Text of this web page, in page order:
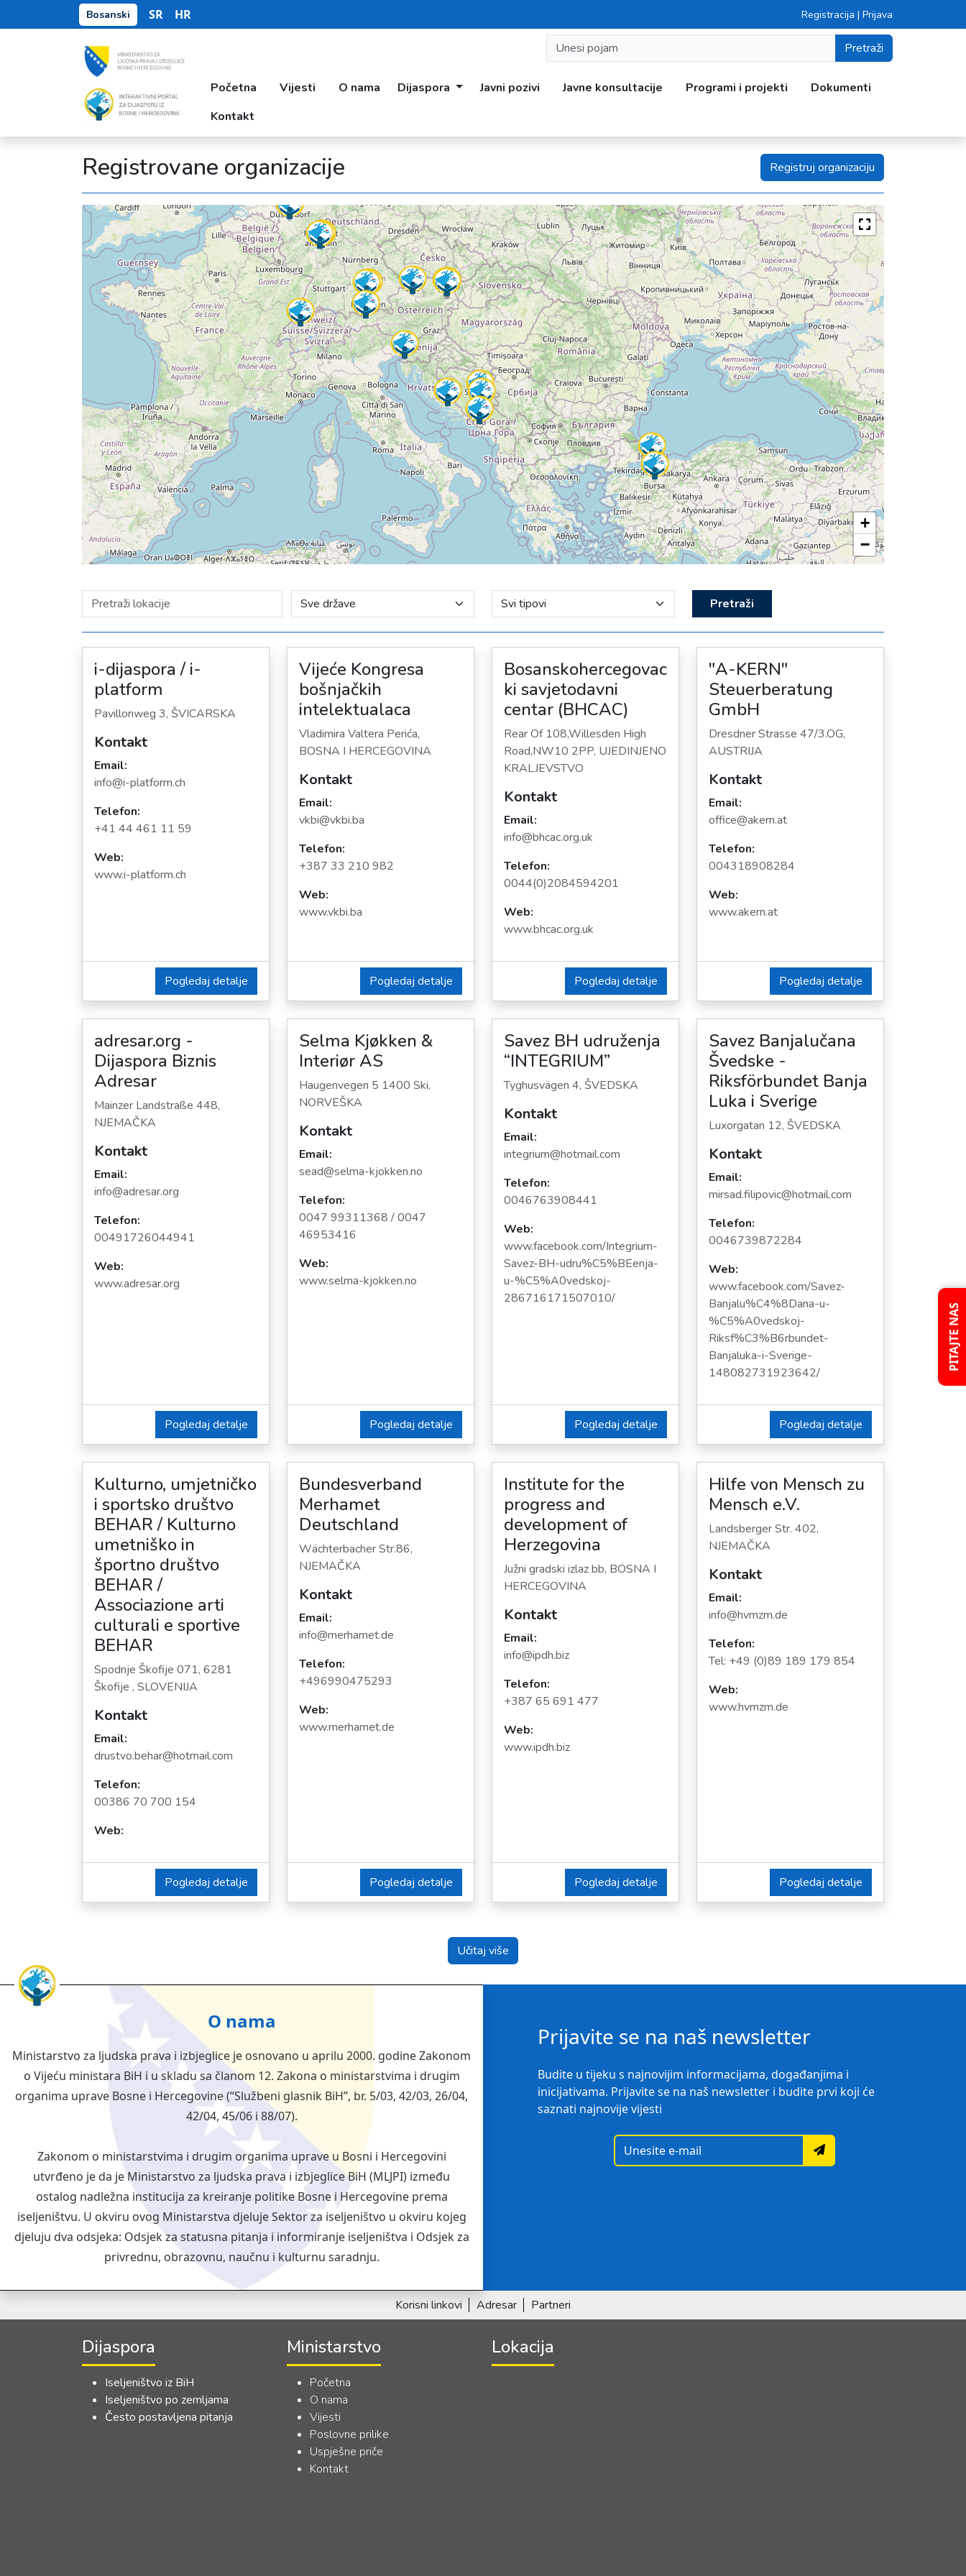
Bosanski SR HR Registracija | Prijava
Pretraži
Početna Vijesti O nama Dijaspora Javni pozivi Javne konsultacije Programi i projekti
Dokumenti
Kontakt
PITAJTE NAS
Registrovane organizacije Registruj organizaciju
+
−
Pretraži
i-dijaspora / i-
platform
Pavillonweg 3, ŠVICARSKA
Kontakt
Email:
info@i-platform.ch
Telefon:
+41 44 461 11 59
Web:
www.i-platform.ch
Pogledaj detalje
Vijeće Kongresa
bošnjačkih
intelektualaca
Vladimira Valtera Perića,
BOSNA I HERCEGOVINA
Kontakt
Email:
vkbi@vkbi.ba
Telefon:
+387 33 210 982
Web:
www.vkbi.ba
Pogledaj detalje
Bosanskohercegovac
ki savjetodavni
centar (BHCAC)
Rear Of 108,Willesden High
Road,NW10 2PP, UJEDINJENO
KRALJEVSTVO
Kontakt
Email:
info@bhcac.org.uk
Telefon:
0044(0)2084594201
Web:
www.bhcac.org.uk
Pogledaj detalje
"A-KERN"
Steuerberatung
GmbH
Dresdner Strasse 47/3.OG,
AUSTRIJA
Kontakt
Email:
office@akern.at
Telefon:
004318908284
Web:
www.akern.at
Pogledaj detalje
adresar.org -
Dijaspora Biznis
Adresar
Mainzer Landstraße 448,
NJEMAČKA
Kontakt
Email:
info@adresar.org
Telefon:
00491726044941
Web:
www.adresar.org
Pogledaj detalje
Selma Kjøkken &
Interiør AS
Haugenvegen 5 1400 Ski,
NORVEŠKA
Kontakt
Email:
sead@selma-kjokken.no
Telefon:
0047 99311368 / 0047
46953416
Web:
www.selma-kjokken.no
Pogledaj detalje
Savez BH udruženja
“INTEGRIUM”
Tyghusvägen 4, ŠVEDSKA
Kontakt
Email:
integrium@hotmail.com
Telefon:
0046763908441
Web:
www.facebook.com/Integrium-
Savez-BH-udru%C5%BEenja-
u-%C5%A0vedskoj-
286716171507010/
Pogledaj detalje
Savez Banjalučana
Švedske -
Riksförbundet Banja
Luka i Sverige
Luxorgatan 12, ŠVEDSKA
Kontakt
Email:
mirsad.filipovic@hotmail.com
Telefon:
0046739872284
Web:
www.facebook.com/Savez-
Banjalu%C4%8Dana-u-
%C5%A0vedskoj-
Riksf%C3%B6rbundet-
Banjaluka-i-Sverige-
148082731923642/
Pogledaj detalje
Kulturno, umjetničko
i sportsko društvo
BEHAR / Kulturno
umetniško in
športno društvo
BEHAR /
Associazione arti
culturali e sportive
BEHAR
Spodnje Škofije 071, 6281
Škofije , SLOVENIJA
Kontakt
Email:
drustvo.behar@hotmail.com
Telefon:
00386 70 700 154
Web:
Pogledaj detalje
Bundesverband
Merhamet
Deutschland
Wächterbacher Str.86,
NJEMAČKA
Kontakt
Email:
info@merhamet.de
Telefon:
+496990475293
Web:
www.merhamet.de
Pogledaj detalje
Institute for the
progress and
development of
Herzegovina
Južni gradski izlaz bb, BOSNA I
HERCEGOVINA
Kontakt
Email:
info@ipdh.biz
Telefon:
+387 65 691 477
Web:
www.ipdh.biz
Pogledaj detalje
Hilfe von Mensch zu
Mensch e.V.
Landsberger Str. 402,
NJEMAČKA
Kontakt
Email:
info@hvmzm.de
Telefon:
Tel: +49 (0)89 189 179 854
Web:
www.hvmzm.de
Pogledaj detalje
Učitaj više
O nama
Ministarstvo za ljudska prava i izbjeglice je osnovano u aprilu 2000. godine Zakonom
o Vijeću ministara BiH i u skladu sa članom 12. Zakona o ministarstvima i drugim
organima uprave Bosne i Hercegovine (“Službeni glasnik BiH”, br. 5/03, 42/03, 26/04,
42/04, 45/06 i 88/07).
Zakonom o ministarstvima i drugim organima uprave u Bosni i Hercegovini
utvrđeno je da je Ministarstvo za ljudska prava i izbjeglice BiH (MLJPI) između
ostalog nadležna institucija za kreiranje politike Bosne i Hercegovine prema
iseljeništvu. U okviru ovog Ministarstva djeluje Sektor za iseljeništvo u okviru kojeg
djeluju dva odsjeka: Odsjek za statusna pitanja i informiranje iseljeništva i Odsjek za
privrednu, obrazovnu, naučnu i kulturnu saradnju.
Prijavite se na naš newsletter
Budite u tijeku s najnovijim informacijama, događanjima i
inicijativama. Prijavite se na naš newsletter i budite prvi koji će
saznati najnovije vijesti
Korisni linkovi Adresar Partneri
Dijaspora
Iseljeništvo iz BiH
Iseljeništvo po zemljama
Često postavljena pitanja
Ministarstvo
Početna
O nama
Vijesti
Poslovne prilike
Uspješne priče
Kontakt
Lokacija